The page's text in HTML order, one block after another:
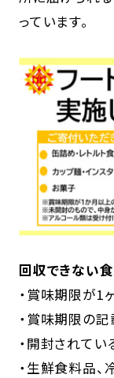
っています。
回収できない
・賞味期限が1
・賞味期限の
・開封されてい
・生鮮食料品、